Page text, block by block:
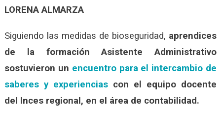
LORENA ALMARZA
Siguiendo las medidas de bioseguridad, aprendices
de la formación Asistente Administrativo
sostuvieron un encuentro para el intercambio de
saberes y experienciascon el equipo docente
del Inces regional, en el área de contabilidad.